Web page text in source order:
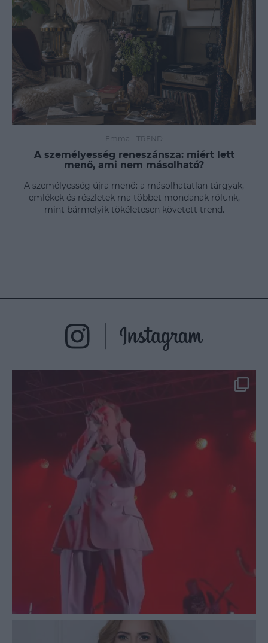
Emma - TREND
A személyesség reneszánsza: miért lett
menő, ami nem másolható?
A személyesség újra menő: a másolhatatlan tárgyak,
emlékek és részletek ma többet mondanak rólunk,
mint bármelyik tökéletesen követett trend.